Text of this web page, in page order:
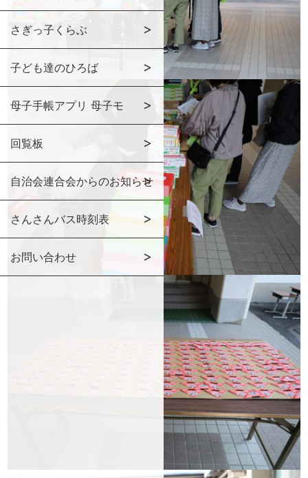
さぎっ子くらぶ
子ども達のひろば
母子手帳アプリ 母子モ
回覧板
自治会連合会からのお知らせ
さんさんバス時刻表
お問い合わせ